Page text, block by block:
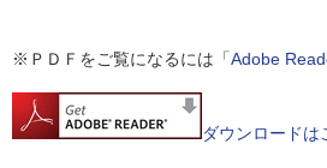
※ＰＤＦをご覧になるには「Adobe
ダウンロードは